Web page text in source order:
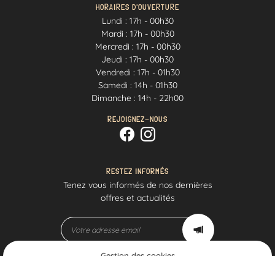
HORAIRES D'OUVERTURE
Lundi : 17h - 00h30
Mardi : 17h - 00h30
Mercredi : 17h - 00h30
Jeudi : 17h - 00h30
Vendredi : 17h - 01h30
Samedi : 14h - 01h30
Dimanche : 14h - 22h00
REJOIGNEZ-NOUS
RESTEZ INFORMÉS
Tenez vous informés de nos dernières
offres et actualités